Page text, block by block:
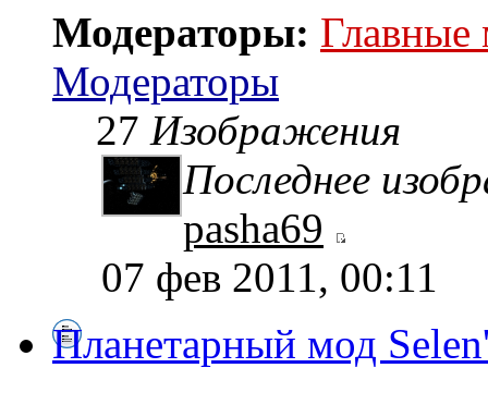
Модераторы: Главные
Модераторы
27 Изображения
Последнее
pasha69
07 фев 2011, 00:11
Планетарный мод